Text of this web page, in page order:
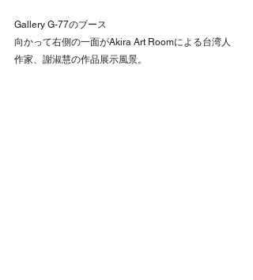
Gallery G-77のブース
向かって右側の一面がAkira Art Roomによる台湾人
作家、謝淑慧の作品展示風景。